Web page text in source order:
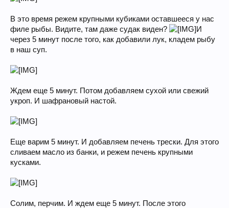
В это время режем крупными кубиками оставшееся у нас
филе рыбы. Видите, там даже судак виден?
И
через 5 минут после того, как добавили лук, кладем рыбу
в наш суп.
Ждем еще 5 минут. Потом добавляем сухой или свежий
укроп. И шафрановый настой.
Еще варим 5 минут. И добавляем печень трески. Для этого
сливаем масло из банки, и режем печень крупными
кусками.
Солим, перчим. И ждем еще 5 минут. После этого